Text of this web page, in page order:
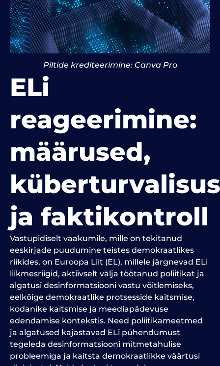
Piltide krediteerimine: Canva Pro
ELi
reageerimine:
määrused,
küberturvalisus
ja faktikontroll
Vastupidiselt vaakumile, mille on tekitanud
eeskirjade puudumine teistes demokraatlikes
riikides, on Euroopa Liit (EL), millele järgnevad ELi
liikmesriigid, aktiivselt välja töötanud poliitikat ja
algatusi desinformatsiooni vastu võitlemiseks,
eelkõige demokraatlike protsesside kaitsmise,
kodanike kaitsmise ja meediapädevuse
edendamise kontekstis. Need poliitikameetmed
ja algatused kajastavad ELi pühendumust
tegeleda desinformatsiooni mitmetahulise
probleemiga ja kaitsta demokraatlikke väärtusi